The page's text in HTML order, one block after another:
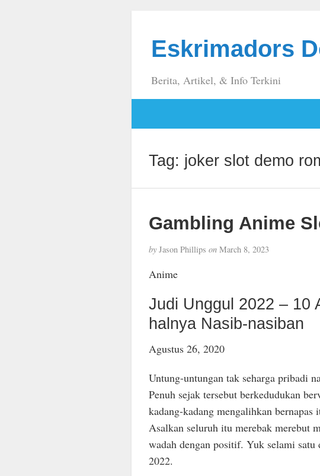
Eskrimadors
Berita, Artikel, & Info Terkini
Tag: joker slot demo
Gambling Anime
byJason Phillips onMarch 8, 2023
Anime
Judi Unggul 2022 – 10
halnya Nasib-nasiban
Agustus 26, 2020
Untung-untungan tak seharga pribadi
Penuh sejak tersebut berkedudukan
kadang-kadang mengalihkan
Asalkan seluruh itu merebak merebut
wadah dengan positif. Yuk selami
2022.